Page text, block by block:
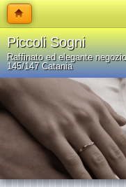
Piccoli Sogni
Raffinato ed elegante
145/147 Catania